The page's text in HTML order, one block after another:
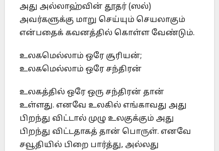
அது அல்லாஹ்வின் தூதர் (ஸல்)
அவர்களுக்கு மாறு செய்யும் செயலாகும்
என்பதைக் கவனத்தில் கொள்ள வேண்டும்.
உலகமெல்லாம் ஒரே சூரியன்;
உலகமெல்லாம் ஒரே சந்திரன்
உலகத்தில் ஒரே ஒரு சந்திரன் தான்
உள்ளது. எனவே உலகில் எங்காவது அது
பிறந்து விட்டால் முழு உலகுக்கும் அது
பிறந்து விட்டதாகத் தான் பொருள். எனவே
சவூதியில் பிறை பார்த்து, அல்லது